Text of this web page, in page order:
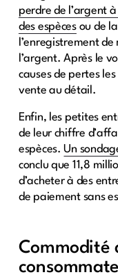
perdre de l’argent
des espècesou de
l’enregistrement
l’argent. Après le
causes de pertes
vente au détail.
Enfin, les petites
de leur chiffre
espèces.Un
conclu que 11,8
d’acheter à des
de paiement sans
Commodité